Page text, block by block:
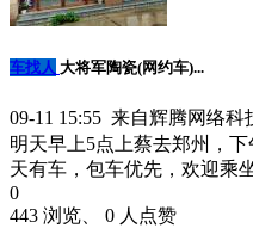
车找人 大将军陶瓷(网约车)...
09-11 15:55 来自辉腾网络科
明天早上5点上蔡去郑州，
天有车，包车优先，欢迎乘
0
443 浏览、 0 人点赞